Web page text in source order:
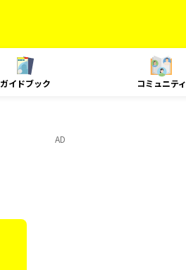
ガイドブック コミュニティ
AD